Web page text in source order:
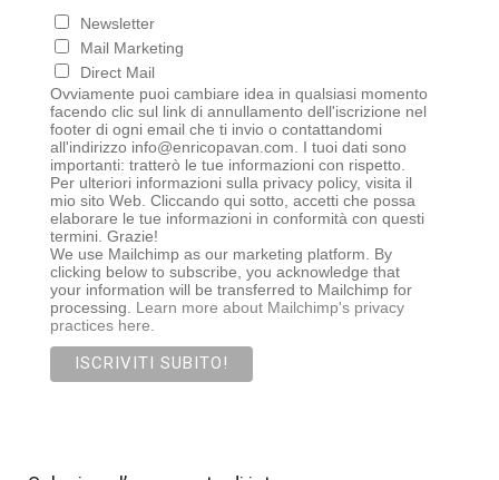
Newsletter
Mail Marketing
Direct Mail
Ovviamente puoi cambiare idea in qualsiasi momento
facendo clic sul link di annullamento dell'iscrizione nel
footer di ogni email che ti invio o contattandomi
all'indirizzo info@enricopavan.com. I tuoi dati sono
importanti: tratterò le tue informazioni con rispetto.
Per ulteriori informazioni sulla privacy policy, visita il
mio sito Web. Cliccando qui sotto, accetti che possa
elaborare le tue informazioni in conformità con questi
termini. Grazie!
We use Mailchimp as our marketing platform. By
clicking below to subscribe, you acknowledge that
your information will be transferred to Mailchimp for
processing. Learn more about Mailchimp's privacy
practices here.